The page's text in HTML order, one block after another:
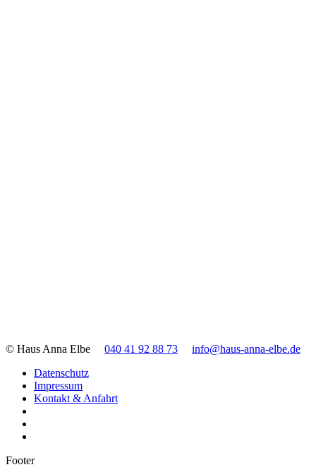
© Haus Anna Elbe 040 41 92 88 73
info@haus-anna-elbe.de
Datenschutz
Impressum
Kontakt & Anfahrt
Footer